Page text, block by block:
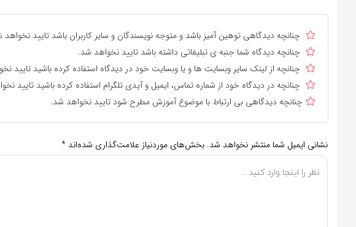
چنانچه دیدگاهی توهین آمیز باشد و متوجه نویسندگان و سایر کاربران باشد تایید
چنانچه دیدگاه شما جنبه ی تبلیغاتی داشته باشد تایید نخواهد شد.
چنانچه از لینک سایر وبسایت ها و یا وبسایت خود در دیدگاه استفاده کرده باشید تایید
چنانچه در دیدگاه خود از شماره تماس، ایمیل و آیدی تلگرام استفاده کرده باشید تایید
چنانچه دیدگاهی بی ارتباط با موضوع آموزش مطرح شود تایید نخواهد شد.
نشانی ایمیل شما منتشر نخواهد شد. بخش‌های موردنیاز علامت‌گذاری شده‌اند *